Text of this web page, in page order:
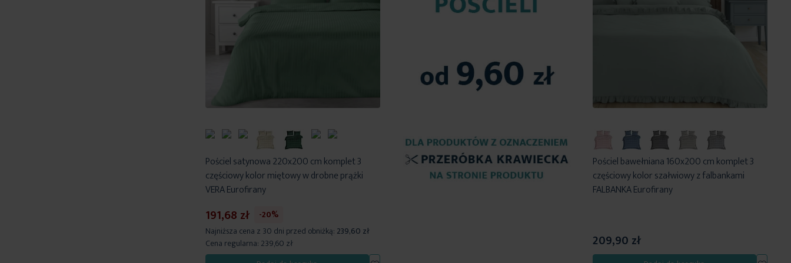
Pościel satynowa 220x200 cm komplet 3
częściowy kolor miętowy w drobne prążki
VERA Eurofirany
191,68 zł
-20%
Najniższa cena z 30 dni przed obniżką: 239,60 zł
Cena regularna: 239,60 zł
Dodaj
Pościel bawełniana 160x200 cm komplet 3
częściowy kolor szałwiowy z falbankami
FALBANKA Eurofirany
209,90 zł
Dodaj